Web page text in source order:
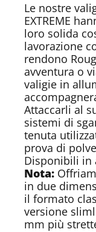
Le nostre
EXTREME
loro solida
lavorazione
rendono
avventura o
valigie in
Attaccarli al
sistemi di
tenuta
prova di
Disponibili in
Nota:
in due
il formato
versione
mm più